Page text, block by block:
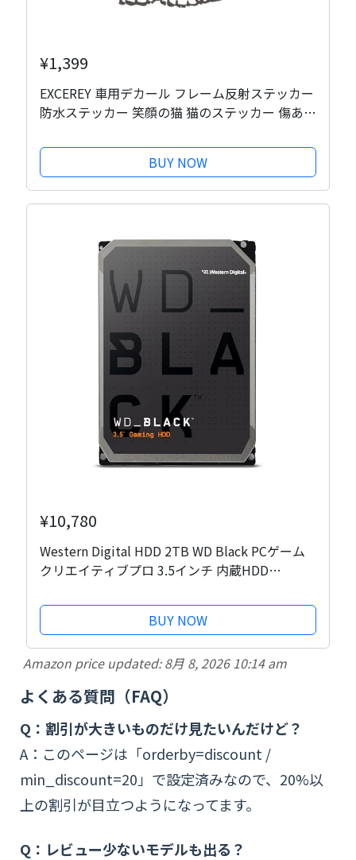
¥1,399
EXCEREY 車用デカール フレーム反射ステッカー
防水ステッカー 笑顔の猫 猫のステッカー 傷あと
ーション オートバイ デカール ノートパソコン
ステッカー 3枚入りBUY NOW
¥10,780
Western Digital HDD 2TB WD Black PCゲーム
クリエイティブプロ 3.5インチ 内蔵HDD
BUY NOW
Amazon price updated:8月 8, 2026 10:14 am
よくある質問（FAQ）
Q：割引が大きいものだけ見たいんだけど？
A：このページは「orderby=discount /
min_discount=20」で設定済みなので、20%以
上の割引が目立つようになってます。
Q：レビュー少ないモデルも出る？